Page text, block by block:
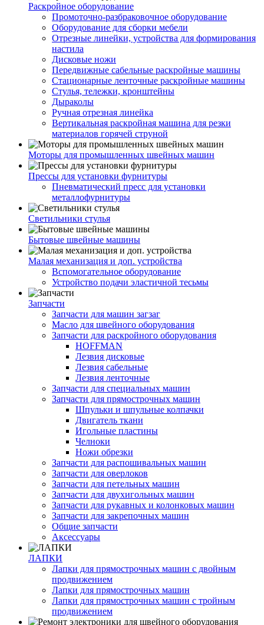
Раскройное оборудование
Промоточно-разбраковочное оборудование
Оборудование для сборки мебели
Отрезные линейки, устройства для формирования
настила
Дисковые ножи
Передвижные сабельные раскройные машины
Стационарные ленточные раскройные машины
Стулья, тележки, кронштейны
Дыраколы
Ручная отрезная линейка
Вертикальная раскройная машина для резки
материалов горячей струной
Моторы для промышленных швейных машин
Прессы для установки фурнитуры
Пневматический пресс для установки
металлофурнитуры
Светильники стулья
Бытовые швейные машины
Малая механизация и доп. устройства
Вспомогательное оборудование
Устройство подачи эластичной тесьмы
Запчасти
Запчасти для машин загзаг
Масло для швейного оборудования
Запчасти для раскройного оборудования
HOFFMAN
Лезвия дисковые
Лезвия сабельные
Лезвия ленточные
Запчасти для специальных машин
Запчасти для прямострочных машин
Шпульки и шпульные колпачки
Двигатель ткани
Игольные пластины
Челноки
Ножи обрезки
Запчасти для распошивальных машин
Запчасти для оверлоков
Запчасти для петельных машин
Запчасти для двухигольных машин
Запчасти для рукавных и колонковых машин
Запчасти для закрепочных машин
Общие запчасти
Аксессуары
ЛАПКИ
Лапки для прямострочных машин с двойным
продвижением
Лапки для прямострочных машин
Лапки для прямострочных машин с тройным
продвижением